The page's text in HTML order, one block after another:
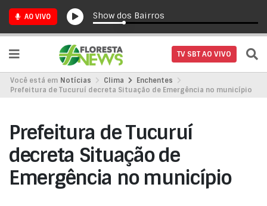
AO VIVO Show dos Bairros
TV SBT AO VIVO
Você está em Notícias Clima
Enchentes
Prefeitura de Tucuruí decreta Situação de Emergência no município
Prefeitura de Tucuruí
decreta Situação de
Emergência no município